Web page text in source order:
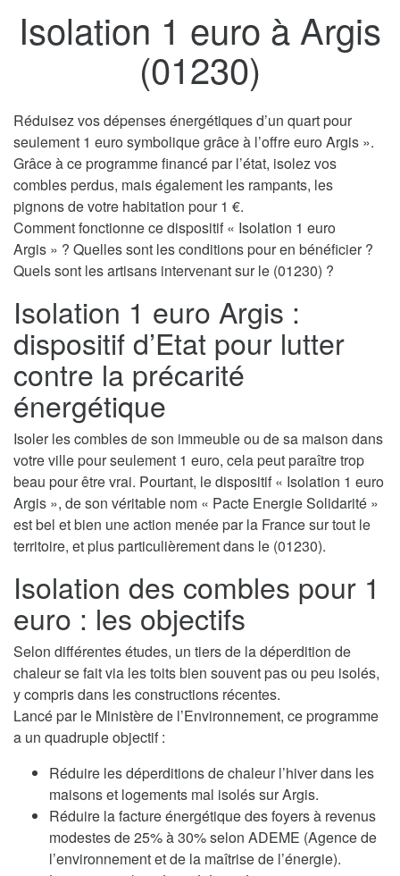
Isolation 1 euro à Argis
(01230)
Réduisez vos dépenses énergétiques d’un quart pour
seulement 1 euro symbolique grâce à l’offre euro Argis ».
Grâce à ce programme financé par l’état, isolez vos
combles perdus, mais également les rampants, les
pignons de votre habitation pour 1 €.
Comment fonctionne ce dispositif « Isolation 1 euro
Argis » ? Quelles sont les conditions pour en bénéficier ?
Quels sont les artisans intervenant sur le (01230) ?
Isolation 1 euro Argis :
dispositif d’Etat pour lutter
contre la précarité
énergétique
Isoler les combles de son immeuble ou de sa maison dans
votre ville pour seulement 1 euro, cela peut paraître trop
beau pour être vrai. Pourtant, le dispositif « Isolation 1 euro
Argis », de son véritable nom « Pacte Energie Solidarité »
est bel et bien une action menée par la France sur tout le
territoire, et plus particulièrement dans le (01230).
Isolation des combles pour 1
euro : les objectifs
Selon différentes études, un tiers de la déperdition de
chaleur se fait via les toits bien souvent pas ou peu isolés,
y compris dans les constructions récentes.
Lancé par le Ministère de l’Environnement, ce programme
a un quadruple objectif :
Réduire les déperditions de chaleur l’hiver dans les
maisons et logements mal isolés sur Argis.
Réduire la facture énergétique des foyers à revenus
modestes de 25% à 30% selon ADEME (Agence de
l’environnement et de la maîtrise de l’énergie).